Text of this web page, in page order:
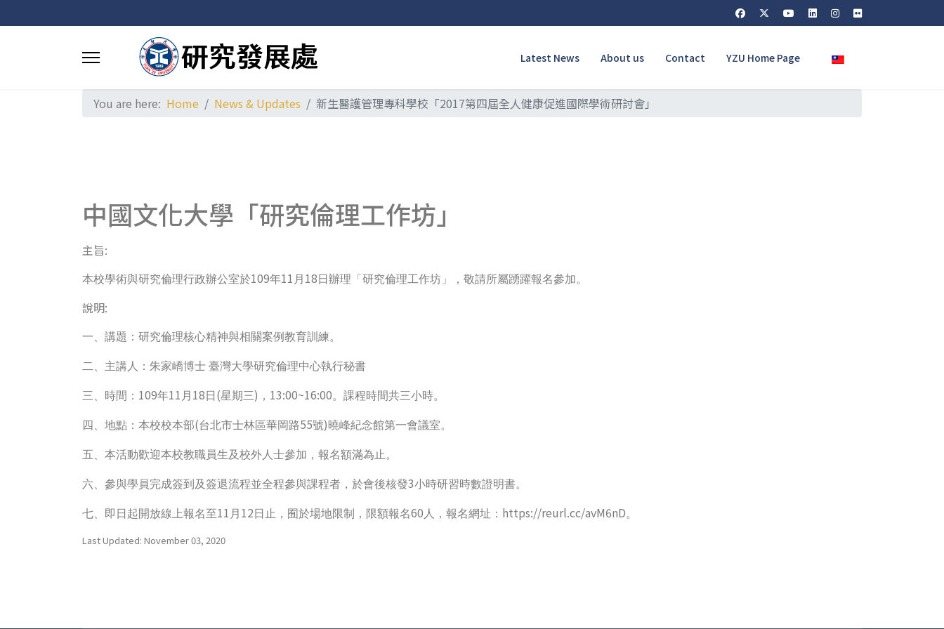
Latest News About us Contact YZU Home Page Select your language
You are here: Home News & Updates 新生醫護管理專科學校「2017第四屆全人健康促進國際學術研討會」
中國文化大學「研究倫理工作坊」
主旨:
本校學術與研究倫理行政辦公室於109年11 月 18 日辦理「研究倫理工作坊」，敬請所屬踴躍報名參加。
說明:
一、講題：研究倫理核心精神與相關案例教育訓練。
二、主講人：朱家嶠博士 臺灣大學研究倫理中心執行秘書
三、時間： 109年11 月 18 日 (星期三) ， 13:00~16:00。課程時間共三小時。
四、地點：本校校本部(台北市士林區華岡路55號)曉峰紀念館第一會議室。
五、本活動歡迎本校教職員生及校外人士參加，報名額滿為止。
六、參與學員完成簽到及簽退流程並全程參與課程者，於會後核發3小時研習時數證明書。
七、即日起開放線上報名至11 月 12 日止，囿於場地限制，限額報名60 人，報名網址： https://reurl.cc/avM6nD。
Last Updated: November 03, 2020